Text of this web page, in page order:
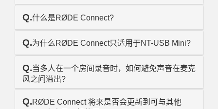
Q.什么是RØDE Connect?
Q.为什么RØDE Connect只适用于NT-USB Mini?
Q.当多人在一个房间录音时，如何避免声音在麦克
风之间溢出?
Q.RØDE Connect 将来是否会更新到可与其他